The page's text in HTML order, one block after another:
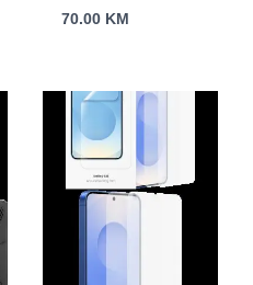
IdeaPad, IdeaPad
70.00 KM